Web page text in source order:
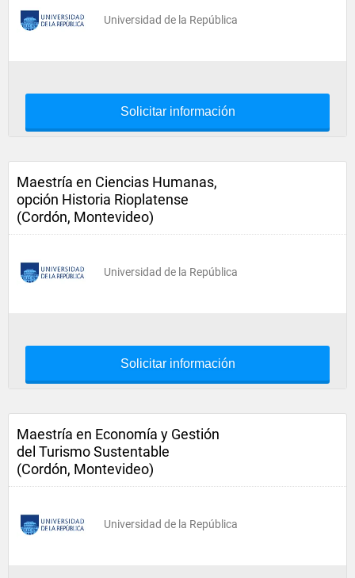
Universidad de la República
Solicitar información
Maestría en Ciencias Humanas,
opción Historia Rioplatense
(Cordón, Montevideo)
Universidad de la República
Solicitar información
Maestría en Economía y Gestión
del Turismo Sustentable
(Cordón, Montevideo)
Universidad de la República